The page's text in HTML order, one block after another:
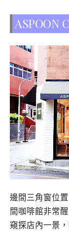
ASPOON
邊間三角窗位
間咖啡館非常
窺探店內一景